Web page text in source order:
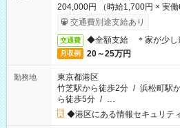
204,000円 （時給1,700円 × 実働
交通費別途支給あり
交通費 ◆全額支給 ＊家が少し
月収例 20～25万円
勤務地
東京都港区
竹芝駅から徒歩2分 / 浜松町駅
ら徒歩5分 / …
◆港区にある情報セキュリテ